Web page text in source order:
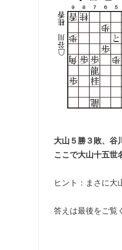
大山５勝３敗、谷
ここで大山十五世
ヒント：まさに大
答えは最後をご覧